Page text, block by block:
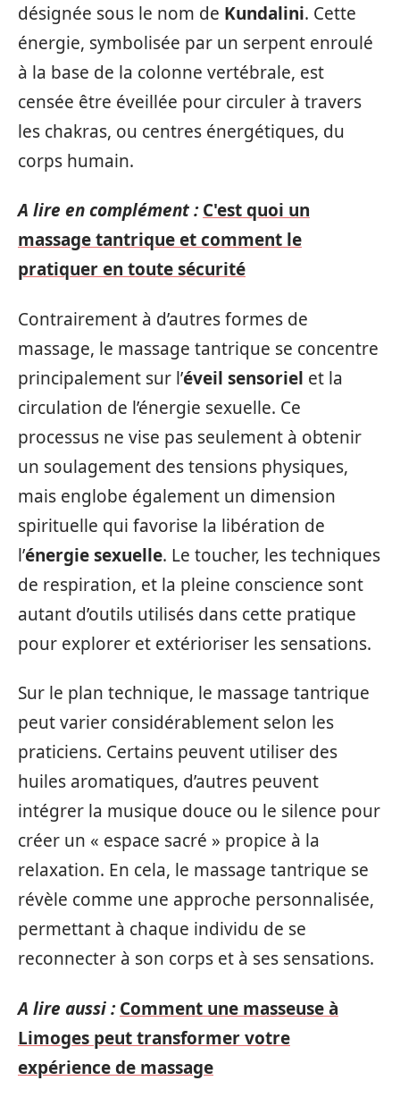
désignée sous le nom de Kundalini. Cette
énergie, symbolisée par un serpent enroulé
à la base de la colonne vertébrale, est
censée être éveillée pour circuler à travers
les chakras, ou centres énergétiques, du
corps humain.
A lire en complément : C'est quoi un
massage tantrique et comment le
pratiquer en toute sécurité
Contrairement à d’autres formes de
massage, le massage tantrique se concentre
principalement sur l’éveil sensoriel et la
circulation de l’énergie sexuelle. Ce
processus ne vise pas seulement à obtenir
un soulagement des tensions physiques,
mais englobe également un dimension
spirituelle qui favorise la libération de
l’énergie sexuelle. Le toucher, les techniques
de respiration, et la pleine conscience sont
autant d’outils utilisés dans cette pratique
pour explorer et extérioriser les sensations.
Sur le plan technique, le massage tantrique
peut varier considérablement selon les
praticiens. Certains peuvent utiliser des
huiles aromatiques, d’autres peuvent
intégrer la musique douce ou le silence pour
créer un « espace sacré » propice à la
relaxation. En cela, le massage tantrique se
révèle comme une approche personnalisée,
permettant à chaque individu de se
reconnecter à son corps et à ses sensations.
A lire aussi : Comment une masseuse à
Limoges peut transformer votre
expérience de massage